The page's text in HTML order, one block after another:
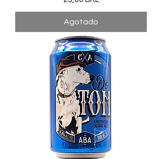
Agotado